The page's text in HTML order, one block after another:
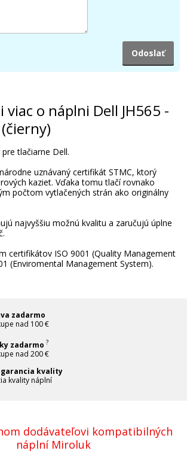
117,90 €
viac o náplni Dell JH565 -
tlačiarne Dell.
uznávaný certifikát STMC, ktorý
kaziet. Vďaka tomu tlačí rovnako
počtom vytlačených strán ako originálny
najvyššiu možnú kvalitu a zaručujú úplne
certifikátov ISO 9001 (Quality Management
(Enviromental Management System).
zadarmo
nad 100 €
zadarmo ?
nad 200 €
garancia kvality
kvality náplní
dodávateľovi kompatibilných
náplní Miroluk